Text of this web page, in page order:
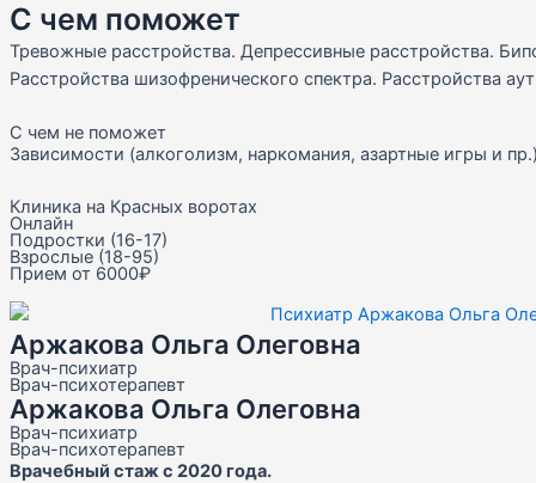
С чем поможет
Тревожные расстройства. Депрессивные расстройства.
Расстройства шизофренического спектра. Расстройства
С чем не поможет
Зависимости (алкоголизм, наркомания, азартные игры и
Клиника на Красных воротах
Онлайн
Подростки (16-17)
Взрослые (18-95)
Прием от 6000₽
Аржакова Ольга Олеговна
Врач-психиатр
Врач-психотерапевт
Аржакова Ольга Олеговна
Врач-психиатр
Врач-психотерапевт
Врачебный стаж с 2020 года.